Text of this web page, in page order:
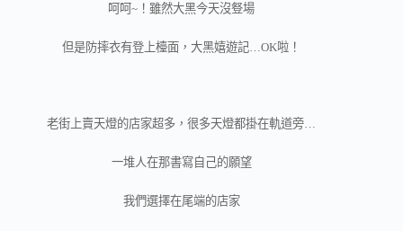
呵呵~！雖然大黑今天沒豋場
但是防摔衣有登上檯面，大黑嬉遊記…OK啦！
老街上賣天燈的店家超多，很多天燈都掛在軌道旁…
一堆人在那書寫自己的願望
我們選擇在尾端的店家